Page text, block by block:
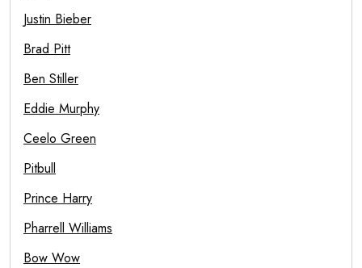
Justin Bieber
Brad Pitt
Ben Stiller
Eddie Murphy
Ceelo Green
Pitbull
Prince Harry
Pharrell Williams
Bow Wow